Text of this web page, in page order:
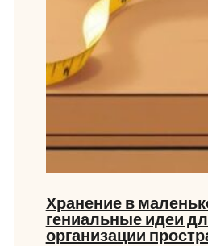
Хранение в
гениальные идеи
организации